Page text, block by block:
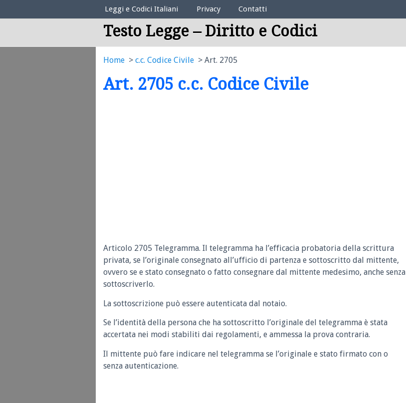
Elenco Codici Legali
Leggi e Codici Italiani Privacy Contatti
Testo Legge – Diritto e Codici
Home c.c. Codice Civile Art. 2705
Art. 2705 c.c. Codice Civile
Articolo 2705 Telegramma. Il telegramma ha l’efficacia probatoria della scrittura
privata, se l’originale consegnato all’ufficio di partenza e sottoscritto dal mittente,
ovvero se e stato consegnato o fatto consegnare dal mittente medesimo, anche senza
sottoscriverlo.
La sottoscrizione può essere autenticata dal notaio.
Se l’identità della persona che ha sottoscritto l’originale del telegramma è stata
accertata nei modi stabiliti dai regolamenti, e ammessa la prova contraria.
Il mittente può fare indicare nel telegramma se l’originale e stato firmato con o
senza autenticazione.